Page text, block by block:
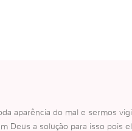
aparência do mal e sermos
Deus a solução para isso pois